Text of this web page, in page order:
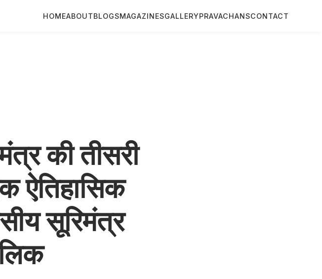
HOMEABOUTBLOGSMAGAZINESGALLERYPRAVACHANSCONTACT
की तीसरी
ऐतिहासिक
सूरिमंत्र